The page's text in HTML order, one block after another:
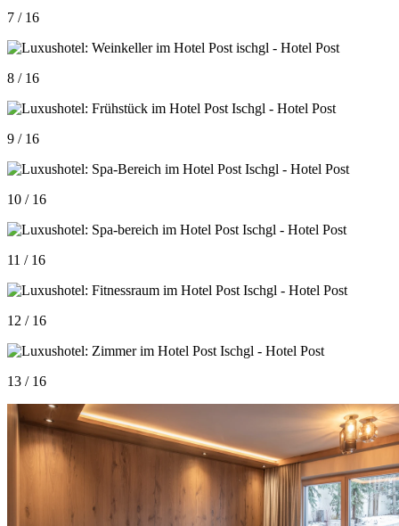
7 / 16
8 / 16
9 / 16
10 / 16
11 / 16
12 / 16
13 / 16